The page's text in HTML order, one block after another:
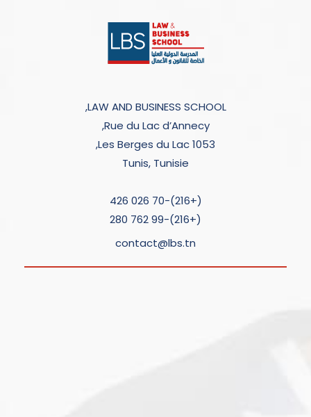
LAW AND BUSINESS SCHOOL,
Rue du Lac d’Annecy,
Les Berges du Lac 1053,
Tunis, Tunisie
(+216)-70 026 426
(+216)-99 762 280
contact@lbs.tn